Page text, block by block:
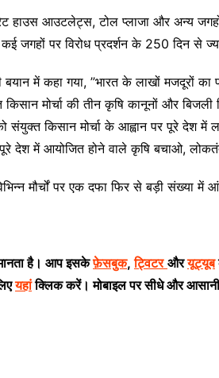
हाउस आउटलेट्स, टोल प्लाजा और अन्य
जगहों पर विरोध प्रदर्शन के 250 दिन से
में कहा गया, ”भारत के लाखों मजदूरों
मोर्चा की तीन कृषि कानूनों और बिजली
संयुक्त किसान मोर्चा के आह्वान पर पूरे देश में
देश में आयोजित होने वाले कृषि बचाओ,
मौर्चों पर एक दफा फिर से बड़ी संख्या में
मानता है। आप इसकेफ़ेसबुक,ट्विटर औरयूट्यूब
यहां क्लिक करें। मोबाइल पर सीधे और